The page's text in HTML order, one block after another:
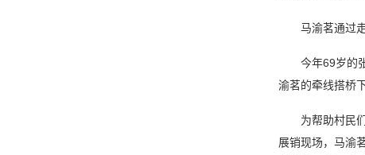
马渝茗通过走
今年69岁的张
渝茗的牵线搭桥
为帮助村民们
展销现场，马渝